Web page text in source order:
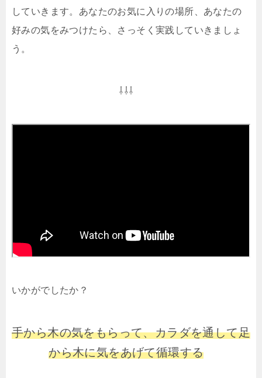
していきます。あなたのお気に入りの場所、あなたの
好みの気をみつけたら、さっそく実践していきましょ
う。
⇩⇩⇩
いかがでしたか？
手から木の気をもらって、カラダを通して足
から木に気をあげて循環する